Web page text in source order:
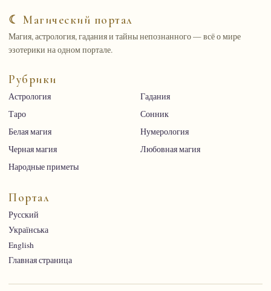
☾ Магический портал
Магия, астрология, гадания и тайны непознанного — всё о мире
эзотерики на одном портале.
Рубрики
Астрология
Гадания
Таро
Сонник
Белая магия
Нумерология
Черная магия
Любовная магия
Народные приметы
Портал
Русский
Українська
English
Главная страница